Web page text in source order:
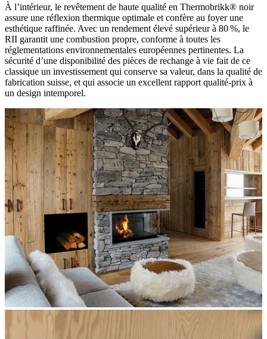
À l’intérieur, le revêtement de haute qualité en Thermobrikk® noir
assure une réflexion thermique optimale et confère au foyer une
esthétique raffinée. Avec un rendement élevé supérieur à 80 %, le
RII garantit une combustion propre, conforme à toutes les
réglementations environnementales européennes pertinentes. La
sécurité d’une disponibilité des pièces de rechange à vie fait de ce
classique un investissement qui conserve sa valeur, dans la qualité de
fabrication suisse, et qui associe un excellent rapport qualité-prix à
un design intemporel.